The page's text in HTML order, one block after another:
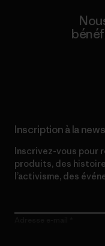
Inscription à la
Inscrivez-vous pour
produits, des
l’activisme, des